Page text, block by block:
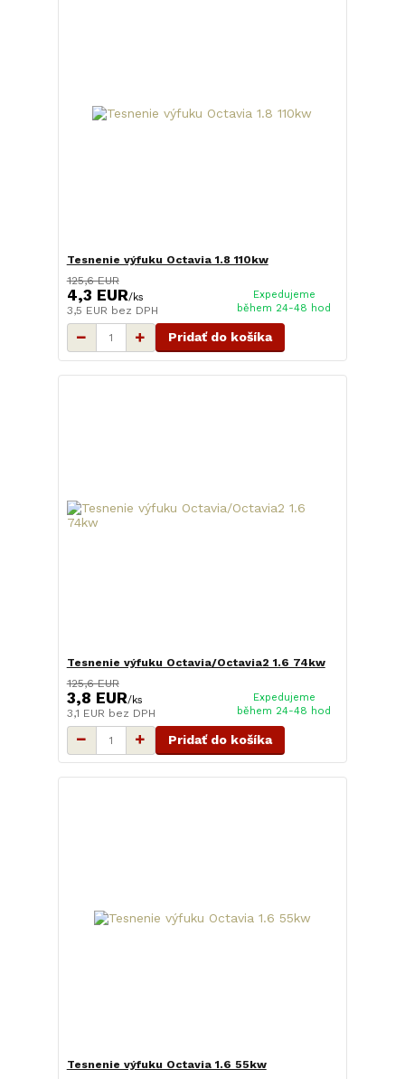
Tesnenie výfuku Octavia 1.8 110kw
125,6 EUR
4,3 EUR/ks
3,5 EUR bez DPH
Expedujeme
během 24-48 hod
Pridať do košíka
Tesnenie výfuku Octavia/Octavia2 1.6 74kw
125,6 EUR
3,8 EUR/ks
3,1 EUR bez DPH
Expedujeme
během 24-48 hod
Pridať do košíka
Tesnenie výfuku Octavia 1.6 55kw